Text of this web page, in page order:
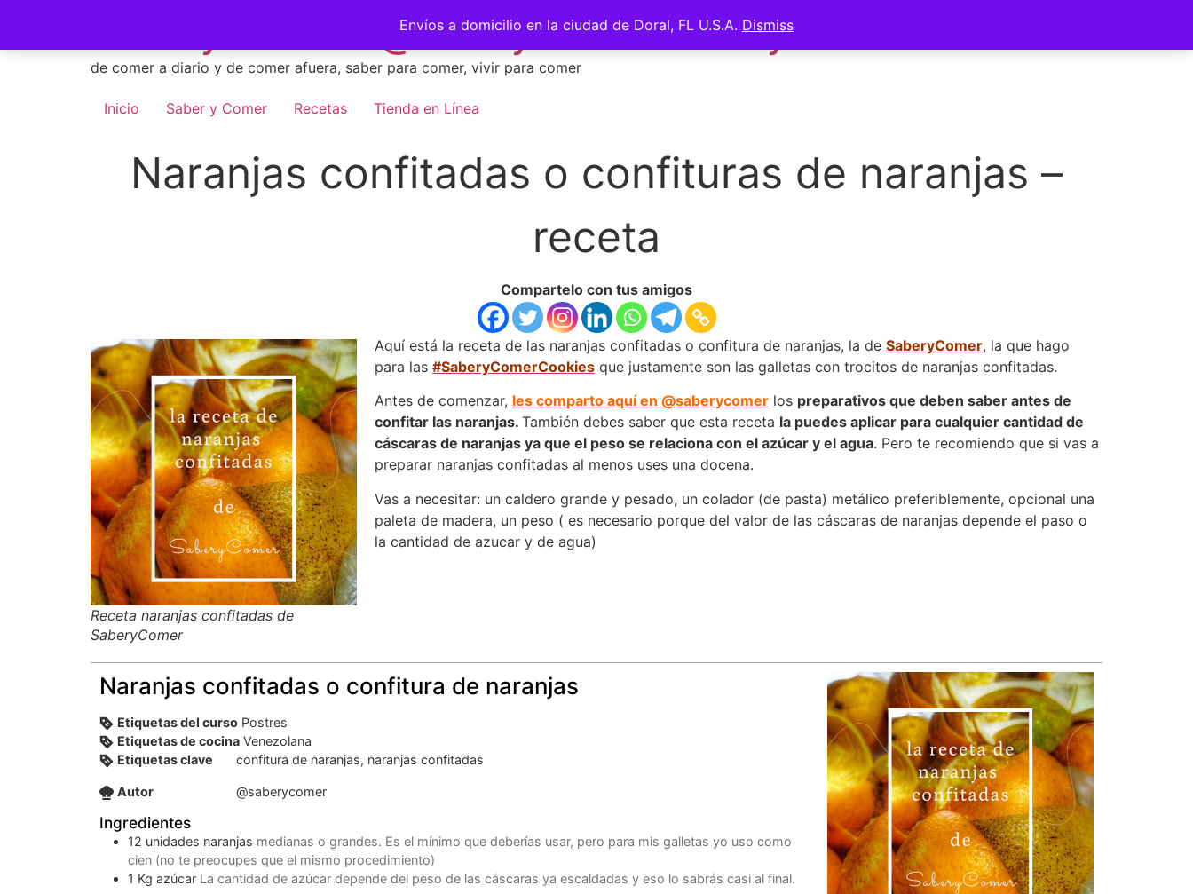
Envíos a domicilio en la ciudad de Doral, FL U.S.A. Dismiss
content
Saber y Comer - @saberycomer #saberycomer
de comer a diario y de comer afuera, saber para comer, vivir para comer
Inicio Saber y Comer Recetas Tienda en Línea
Naranjas confitadas o confituras de naranjas –
receta
Compartelo con tus amigos
Receta naranjas confitadas de
SaberyComer
Aquí está la receta de las naranjas confitadas o confitura de naranjas, la de SaberyComer, la que hago
para las #SaberyComerCookies que justamente son las galletas con trocitos de naranjas confitadas.
Antes de comenzar, les comparto aquí en @saberycomer los preparativos que deben saber antes de
confitar las naranjas. También debes saber que esta receta la puedes aplicar para cualquier cantidad de
cáscaras de naranjas ya que el peso se relaciona con el azúcar y el agua. Pero te recomiendo que si vas a
preparar naranjas confitadas al menos uses una docena.
Vas a necesitar: un caldero grande y pesado, un colador (de pasta) metálico preferiblemente, opcional una
paleta de madera, un peso ( es necesario porque del valor de las cáscaras de naranjas depende el paso o
la cantidad de azucar y de agua)
Naranjas confitadas o confitura de naranjas
Etiquetas del curso Postres
Etiquetas de cocina Venezolana
Etiquetas clave
confitura de naranjas, naranjas confitadas
Autor @saberycomer
Ingredientes
12 unidades naranjas medianas o grandes. Es el mínimo que deberías usar, pero para mis galletas yo uso como
cien (no te preocupes que el mismo procedimiento)
1 Kg azúcar La cantidad de azúcar depende del peso de las cáscaras ya escaldadas y eso lo sabrás casi al final.